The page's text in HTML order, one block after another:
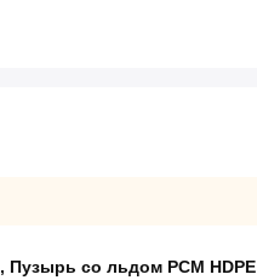
, Пузырь со льдом PCM HDPE